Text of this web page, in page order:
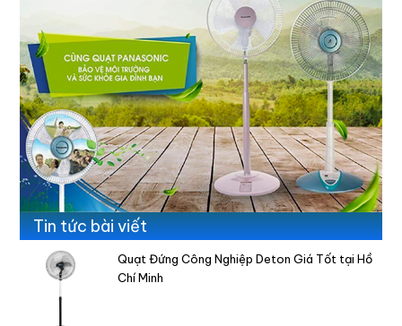
Tin tức bài viết
Quạt Đứng Công Nghiệp Deton Giá Tốt tại Hồ
Chí Minh